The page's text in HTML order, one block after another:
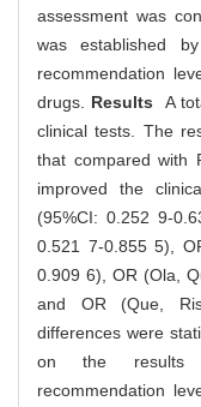
assessment was
was established
recommendation
drugs.
Results A
clinical tests. The
that compared with
improved the
(95%CI: 0.252 9-
0.521 7-0.855 5),
0.909 6), OR (Ola,
and OR (Que,
differences were
on the results
recommendation